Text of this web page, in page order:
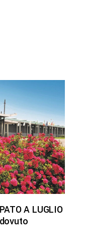
A LUGLIO